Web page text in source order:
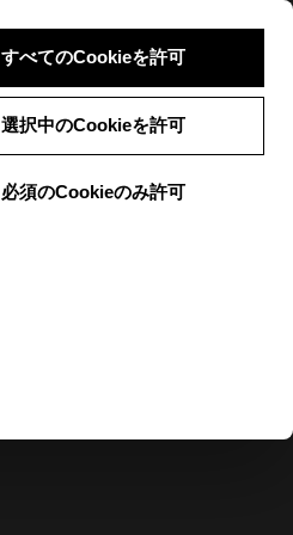
すべてのCookieを許可
選択中のCookieを許可
必須のCookieのみ許可
ログイン 検索 メニュー
メニュー